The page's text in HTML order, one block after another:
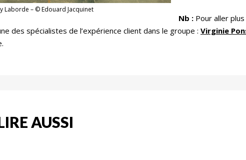
Laborde – © Edouard Jacquinet
Nb : Pour aller plus
des spécialistes de l’expérience client dans le groupe : Virginie
AUSSI